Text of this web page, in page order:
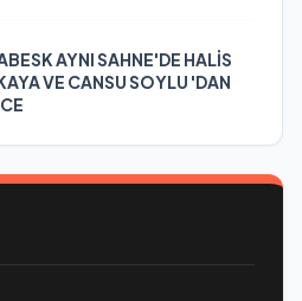
AYNI SAHNE'DE HALİS
VE CANSU SOYLU 'DAN